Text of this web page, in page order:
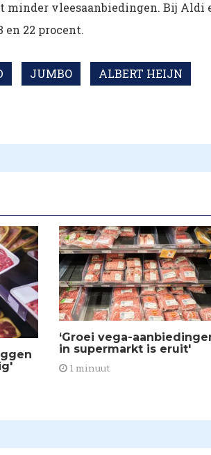
minder vleesaanbiedingen. Bij Aldi
22 procent.
JUMBO ALBERT HEIJN
‘Groei vega-
in supermarkt is eruit'
1 minuut